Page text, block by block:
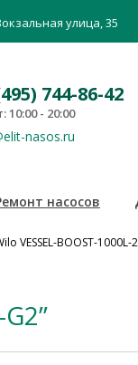
улица, 35
744-86-42
10:00 - 20:00
nasos.ru
насосов
VESSEL-BOOST-1000L-